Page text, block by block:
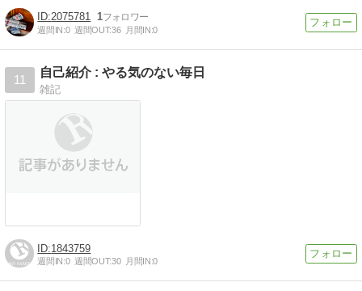
2075781 1
週間IN:0 週間OUT:36 月間IN:0
11
自己紹介 : やる気のない毎日
雑記
1843759
週間IN:0 週間OUT:30 月間IN:0